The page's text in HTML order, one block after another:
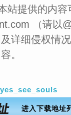
站提供的内
（请以
详细侵权情
。
进入下载地址